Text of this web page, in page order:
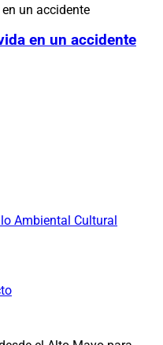
en un accidente
Ambiental Cultural